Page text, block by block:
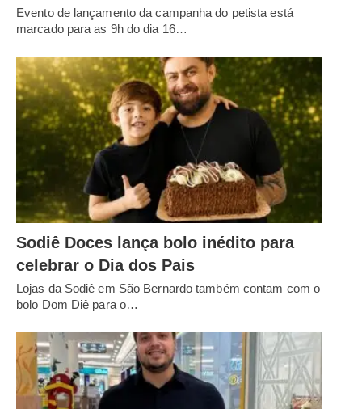
Evento de lançamento da campanha do petista está
marcado para as 9h do dia 16…
Sodiê Doces lança bolo inédito para
celebrar o Dia dos Pais
Lojas da Sodiê em São Bernardo também contam com o
bolo Dom Diê para o…